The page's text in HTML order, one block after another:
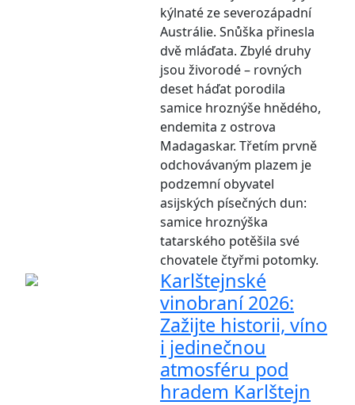
kýlnaté ze severozápadní
Austrálie. Snůška přinesla
dvě mláďata. Zbylé druhy
jsou živorodé – rovných
deset háďat porodila
samice hroznýše hnědého,
endemita z ostrova
Madagaskar. Třetím prvně
odchovávaným plazem je
podzemní obyvatel
asijských písečných dun:
samice hroznýška
tatarského potěšila své
chovatele čtyřmi potomky.
Karlštejnské
vinobraní 2026:
Zažijte historii, víno
i jedinečnou
atmosféru pod
hradem Karlštejn